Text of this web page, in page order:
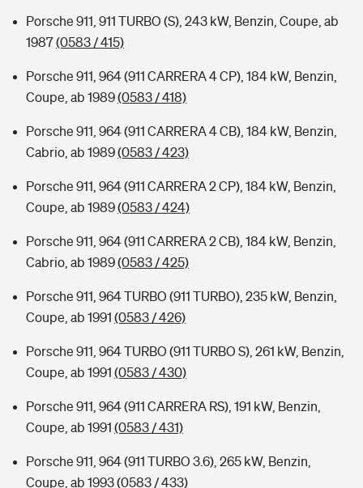
Porsche 911, 911 TURBO (S), 243 kW, Benzin, Coupe, ab
1987(0583 / 415)
Porsche 911, 964 (911 CARRERA 4 CP), 184 kW, Benzin,
Coupe, ab 1989(0583 / 418)
Porsche 911, 964 (911 CARRERA 4 CB), 184 kW, Benzin,
Cabrio, ab 1989(0583 / 423)
Porsche 911, 964 (911 CARRERA 2 CP), 184 kW, Benzin,
Coupe, ab 1989(0583 / 424)
Porsche 911, 964 (911 CARRERA 2 CB), 184 kW, Benzin,
Cabrio, ab 1989(0583 / 425)
Porsche 911, 964 TURBO (911 TURBO), 235 kW, Benzin,
Coupe, ab 1991 (0583 / 426)
Porsche 911, 964 TURBO (911 TURBO S), 261 kW, Benzin,
Coupe, ab 1991 (0583 / 430)
Porsche 911, 964 (911 CARRERA RS), 191 kW, Benzin,
Coupe, ab 1991 (0583 / 431)
Porsche 911, 964 (911 TURBO 3.6), 265 kW, Benzin,
Coupe, ab 1993(0583 / 433)